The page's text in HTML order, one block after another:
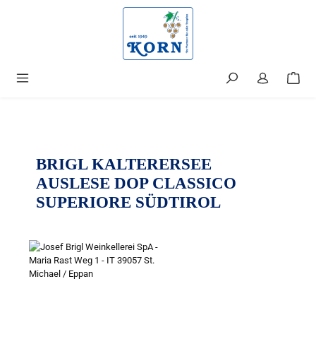
BRIGL KALTERERSEE
AUSLESE DOP CLASSICO
SUPERIORE SÜDTIROL